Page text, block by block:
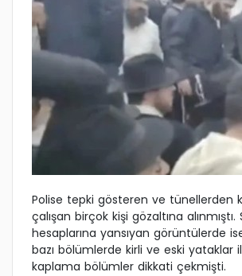
Polise tepki gösteren ve tünellerden
çalışan birçok kişi gözaltına
hesaplarına yansıyan görüntülerde
bazı bölümlerde kirli ve eski yataklar
kaplama bölümler dikkati çekmişti.